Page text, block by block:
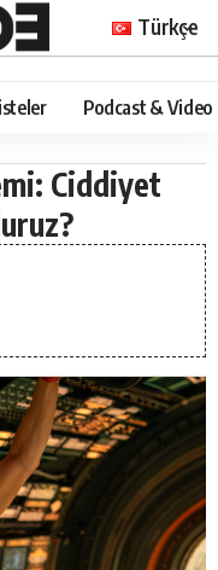
Türkçe
Podcast & Video
Ciddiyet